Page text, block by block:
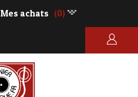
Mes achats (0)